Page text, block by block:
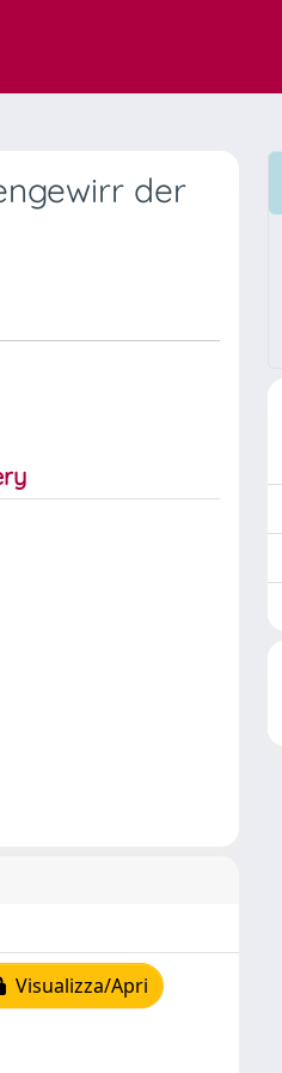
der
Visualizza/Apri